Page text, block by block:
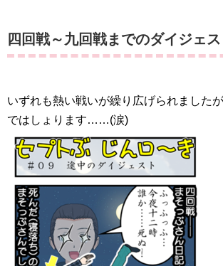
四回戦～九回戦までのダイジェス
いずれも熱い戦いが繰り広げられました
ではしょります……(涙)